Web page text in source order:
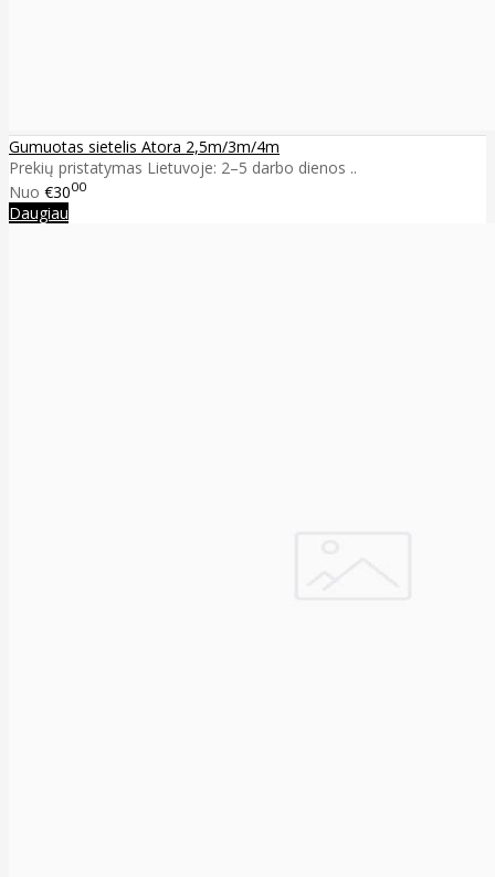
Gumuotas sietelis Atora 2,5m/3m/4m
Prekių pristatymas Lietuvoje: 2–5 darbo dienos ..
Nuo €3000
Daugiau